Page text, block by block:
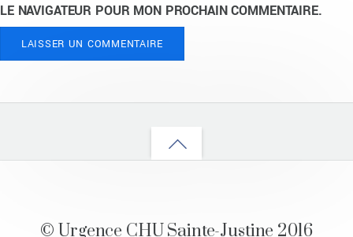
LE NAVIGATEUR POUR MON PROCHAIN COMMENTAIRE.
Back
© Urgence CHU Sainte-Justine 2016